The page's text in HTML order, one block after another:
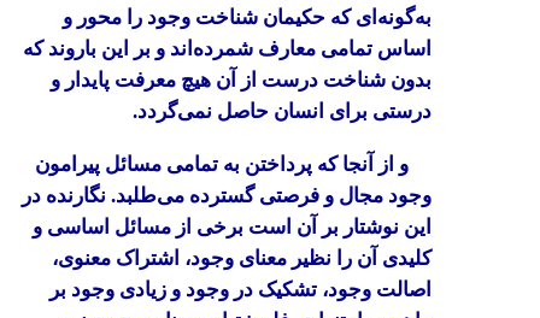
به‌گونه‌ای که حکیمان شناخت وجود را محور و
اساس تمامی معارف شمرده‌اند و بر این باروند که
بدون شناخت درست از آن هیچ معرفت پایدار و
درستی برای انسان حاصل نمی‌گردد.
و از آنجا که پرداختن به تمامی مسائل پیرامون
وجود مجال و فرصتی گسترده می‌طلبد. نگارنده در
این نوشتار بر آن است برخی از مسائل اساسی و
کلیدی آن را نظیر معنای وجود، اشتراک معنوی،
اصالت وجود، تشکیک در وجود و زیادی وجود بر